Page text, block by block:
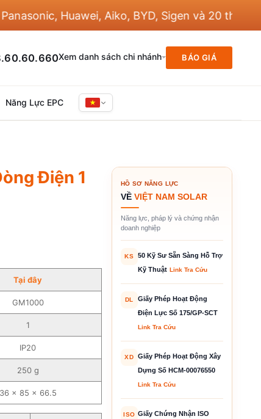
Huawei, Aiko, BYD, Sigen và 20 thương
Xem danh sách chi nhánh BÁO GIÁ
Năng Lực EPC
Điện 1
Tại đây
GM1000
1
IP20
250 g
36 × 85 × 66.5
HỒ SƠ NĂNG LỰC
VỀ VIỆT NAM SOLAR
Năng lực, pháp lý và chứng nhận
doanh nghiệp
KS
50 Kỹ Sư Sẵn Sàng Hỗ Trợ
Kỹ Thuật Link Tra Cứu
DL
Giấy Phép Hoạt Động
Điện Lực Số 175/GP-SCT
Link Tra Cứu
XD
Giấy Phép Hoạt Động Xây
Dựng Số HCM-00076550
Link Tra Cứu
ISO Giấy Chứng Nhận ISO